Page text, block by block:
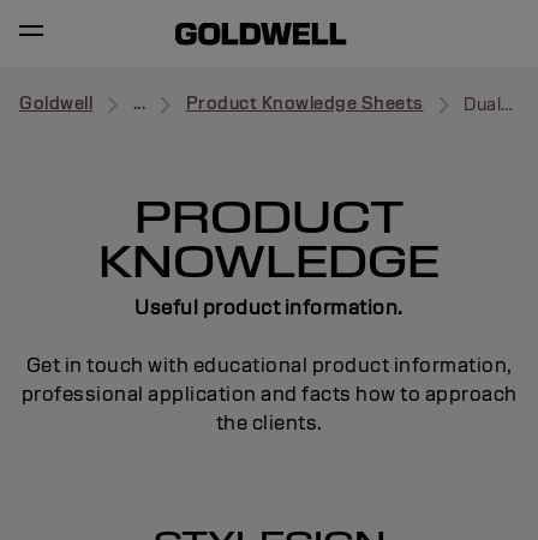
Goldwell ... Product Knowledge Sheets Dualsenses
PRODUCT
KNOWLEDGE
Useful product information.
Get in touch with educational product information,
professional application and facts how to approach
the clients.